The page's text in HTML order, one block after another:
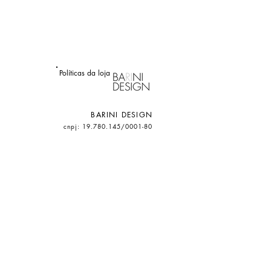
Políticas da loja
BARINI DESIGN
cnpj: 19.780.145/0001-80